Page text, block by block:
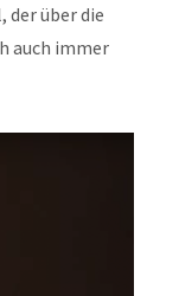
der über die
auch immer